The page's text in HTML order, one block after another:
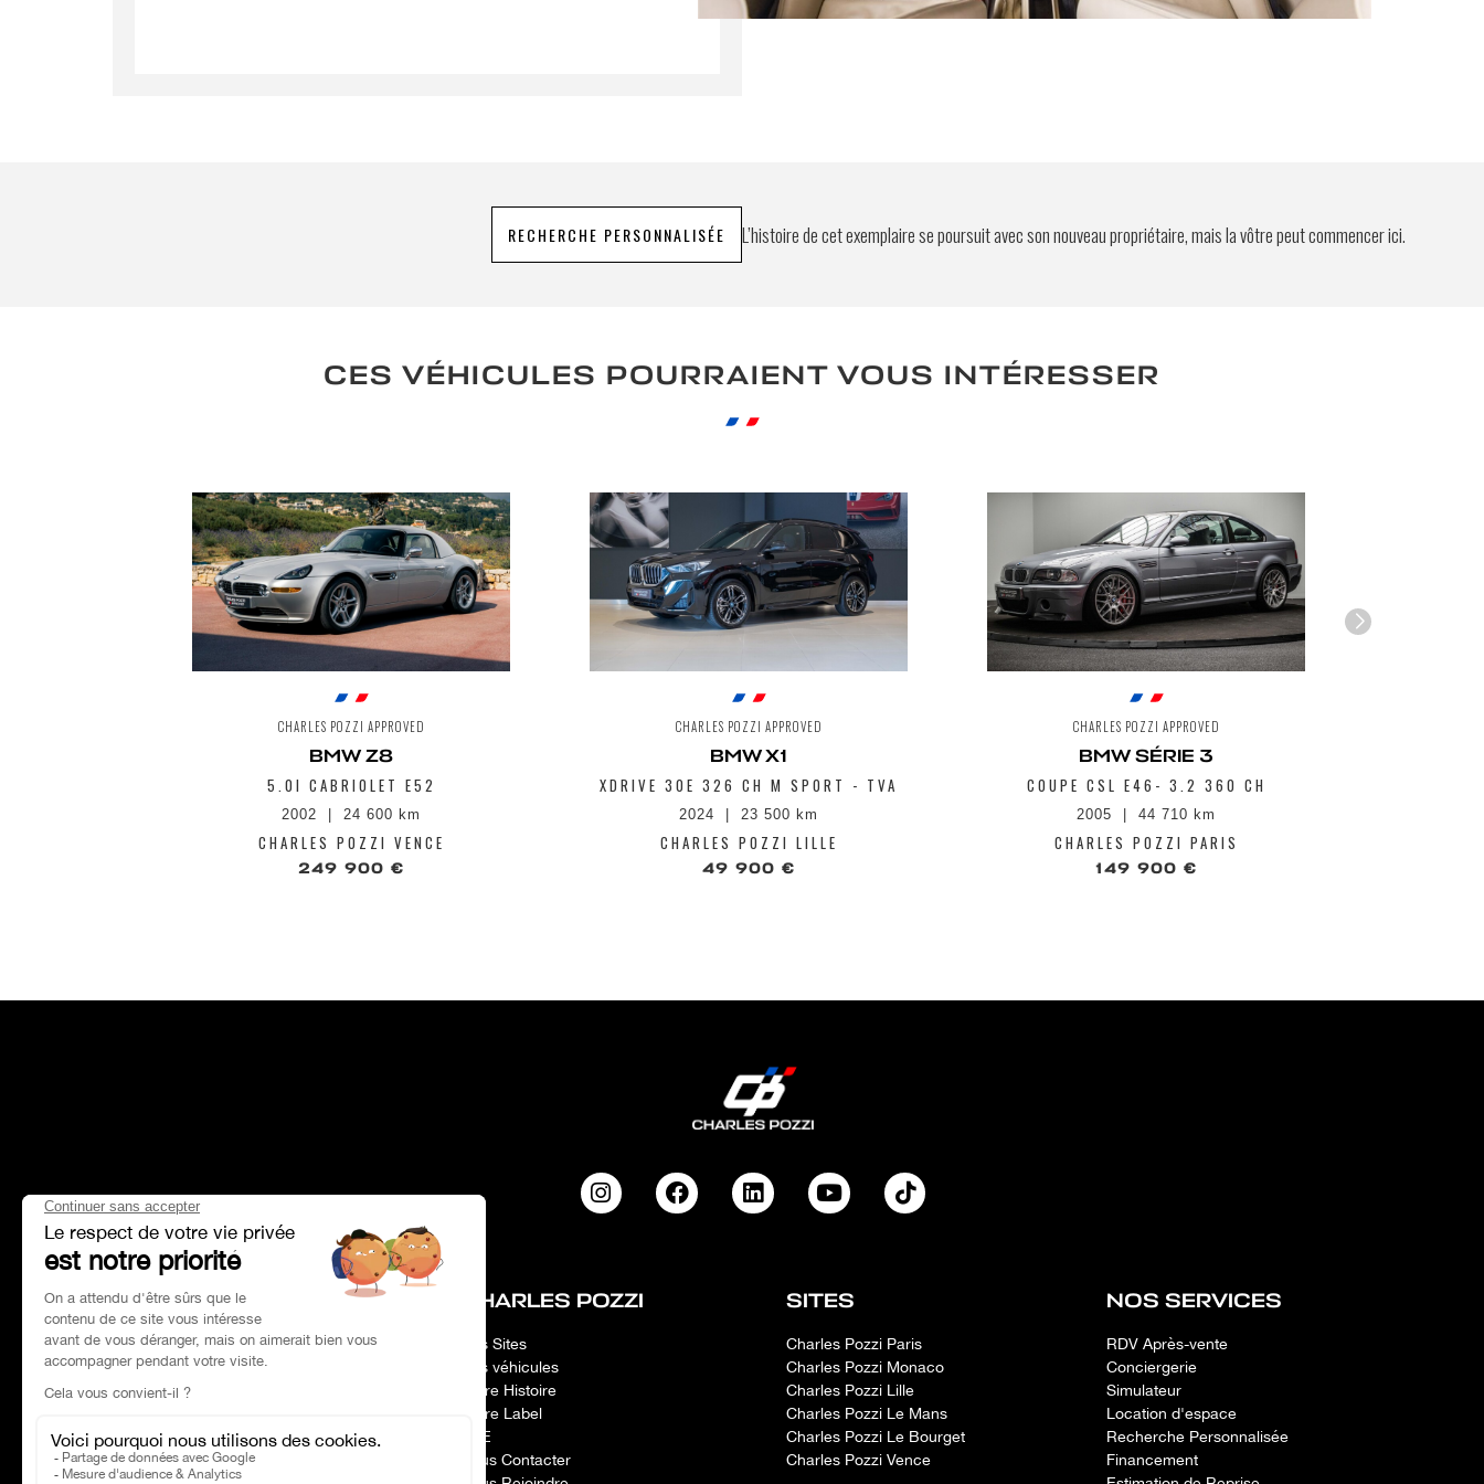
RECHERCHE PERSONNALISÉE L’histoire de cet exemplaire se poursuit avec son nouveau propriétaire, mais la vôtre peut commencer ici.
CES VÉHICULES POURRAIENT VOUS INTÉRESSER
CHARLES POZZI APPROVED
BMW Z8
5.0I CABRIOLET E52
2002 24 600 km
CHARLES POZZI VENCE
249 900 €
CHARLES POZZI APPROVED
BMW X1
XDRIVE 30E 326 CH M SPORT - TVA
2024 23 500 km
CHARLES POZZI LILLE
49 900 €
CHARLES POZZI APPROVED
BMW SÉRIE 3
COUPE CSL E46- 3.2 360 CH
2005 44 710 km
CHARLES POZZI PARIS
149 900 €
HEAD OFFICE
Adresse : Paris 75017
Tél :01 47 39 96 50
Horaires :
CHARLES POZZI
Nos Sites
Nos véhicules
Notre Histoire
Notre Label
RSE
Nous Contacter
SITES
Charles Pozzi Paris
Charles Pozzi Monaco
Charles Pozzi Lille
Charles Pozzi Le Mans
Charles Pozzi Le Bourget
Charles Pozzi Vence
NOS SERVICES
RDV Après-vente
Conciergerie
Simulateur
Location d'espace
Recherche Personnalisée
Financement